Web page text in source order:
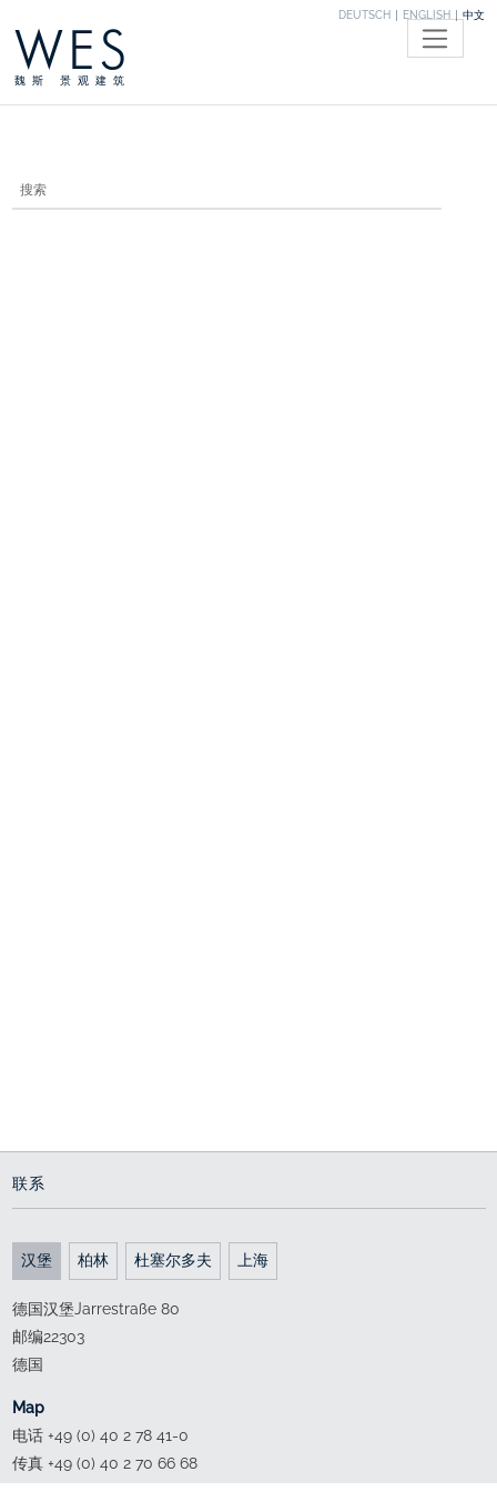
DEUTSCH ENGLISH 中文
WES
魏斯 景观建筑
联系
汉堡 柏林 杜塞尔多夫 上海
德国汉堡Jarrestraße 80
邮编22303
德国
Map
电话 +49 (0) 40 2 78 41-0
传真 +49 (0) 40 2 70 66 68